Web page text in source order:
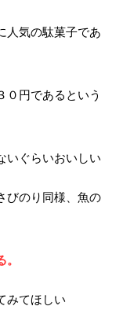
人気の駄菓子であ
０円であるという
いぐらいおいしい
びのり同様、魚の
みてほしい